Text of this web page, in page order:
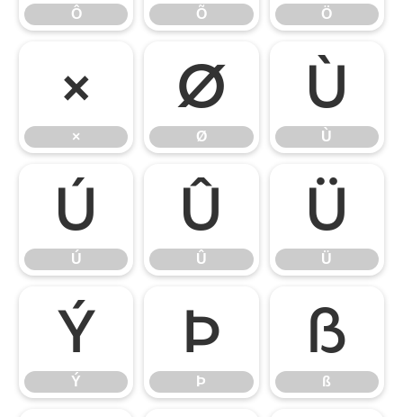
Ô Õ Ö
×
×
Ø
Ø
Ù
Ù
Ú
Ú
Û
Û
Ü
Ü
Ý
Ý
Þ
Þ
ß
ß